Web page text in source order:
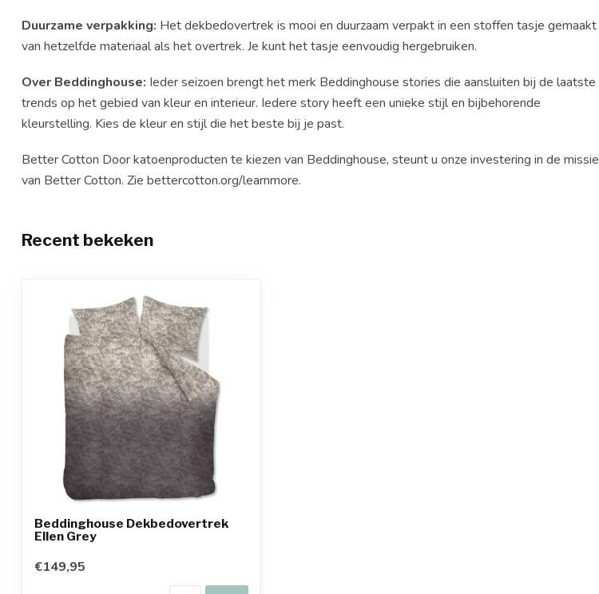
Duurzame verpakking: Het dekbedovertrek is mooi en duurzaam verpakt in een stoffen tasje gemaakt
van hetzelfde materiaal als het overtrek. Je kunt het tasje eenvoudig hergebruiken.
Over Beddinghouse: Ieder seizoen brengt het merk Beddinghouse stories die aansluiten bij de laatste
trends op het gebied van kleur en interieur. Iedere story heeft een unieke stijl en bijbehorende
kleurstelling. Kies de kleur en stijl die het beste bij je past.
Better Cotton Door katoenproducten te kiezen van Beddinghouse, steunt u onze investering in de missie
van Better Cotton. Zie bettercotton.org/learnmore.
Recent bekeken
Beddinghouse Dekbedovertrek
Ellen Grey
€149,95